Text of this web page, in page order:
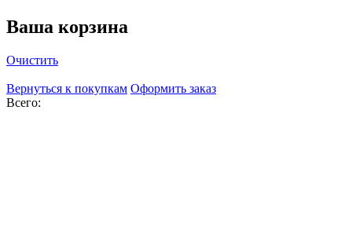
Ваша корзина
Очистить
Вернуться к покупкам Оформить заказ
Всего: